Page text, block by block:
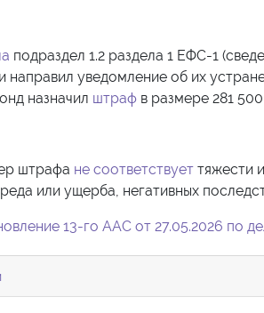
подраздел 1.2 раздела 1 ЕФС-1
направил уведомление об их
назначил штраф в размере 281
штрафа не соответствует тяжести
или ущерба, негативных
13-го ААС от 27.05.2026 по